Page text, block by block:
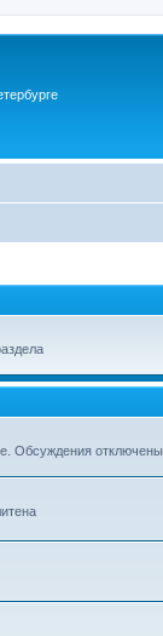
Обсуждения отключены.